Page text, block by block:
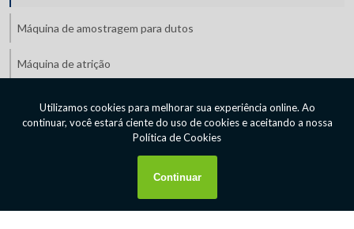
Máquina de amostragem para dutos
Máquina de atrição
Máquinas de mineração valor
Máquinas para indústria de mineração